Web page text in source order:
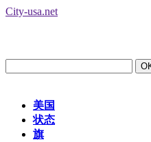
City-usa.net
美国
状态
旗